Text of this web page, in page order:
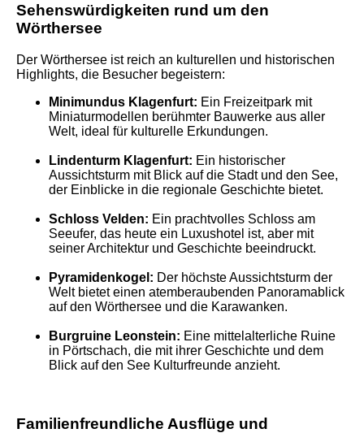
Sehenswürdigkeiten rund um den
Wörthersee
Der Wörthersee ist reich an kulturellen und historischen
Highlights, die Besucher begeistern:
Minimundus Klagenfurt: Ein Freizeitpark mit
Miniaturmodellen berühmter Bauwerke aus aller
Welt, ideal für kulturelle Erkundungen.
Lindenturm Klagenfurt: Ein historischer
Aussichtsturm mit Blick auf die Stadt und den See,
der Einblicke in die regionale Geschichte bietet.
Schloss Velden: Ein prachtvolles Schloss am
Seeufer, das heute ein Luxushotel ist, aber mit
seiner Architektur und Geschichte beeindruckt.
Pyramidenkogel: Der höchste Aussichtsturm der
Welt bietet einen atemberaubenden Panoramablick
auf den Wörthersee und die Karawanken.
Burgruine Leonstein: Eine mittelalterliche Ruine
in Pörtschach, die mit ihrer Geschichte und dem
Blick auf den See Kulturfreunde anzieht.
Familienfreundliche Ausflüge und